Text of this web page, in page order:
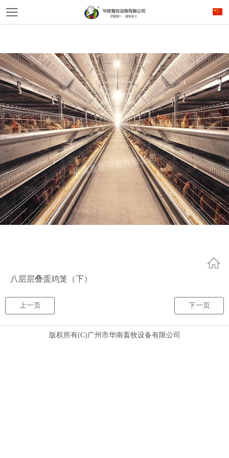
八层层叠蛋鸡笼（下）
上一页 下一页
版权所有(C)广州市华南畜牧设备有限公司